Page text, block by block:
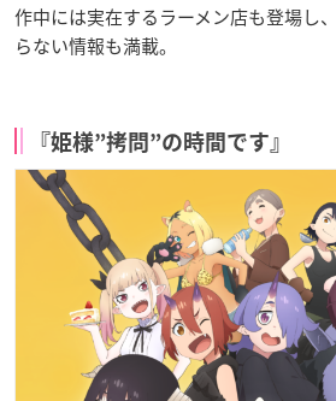
作中には実在するラーメン店も登場し
らない情報も満載。
『姫様”拷問”の時間です』